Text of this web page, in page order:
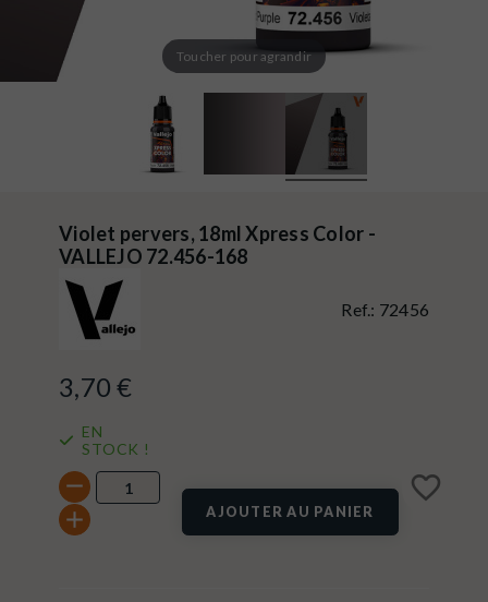
Toucher pour agrandir
Violet pervers, 18ml Xpress Color -
VALLEJO 72.456-168
Ref.: 72456
3,70 €
EN
STOCK !
AJOUTER AU PANIER
favorite_border